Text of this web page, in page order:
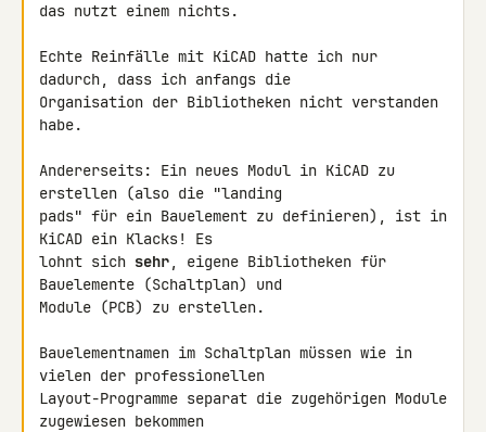
das nutzt einem nichts.
Echte Reinfälle mit KiCAD hatte ich nur
dadurch, dass ich anfangs die
Organisation der Bibliotheken nicht verstanden
habe.
Andererseits: Ein neues Modul in KiCAD zu
erstellen (also die "landing
pads" für ein Bauelement zu definieren), ist in
KiCAD ein Klacks! Es
lohnt sich sehr, eigene Bibliotheken für
Bauelemente (Schaltplan) und
Module (PCB) zu erstellen.
Bauelementnamen im Schaltplan müssen wie in
vielen der professionellen
Layout-Programme separat die zugehörigen Module
zugewiesen bekommen